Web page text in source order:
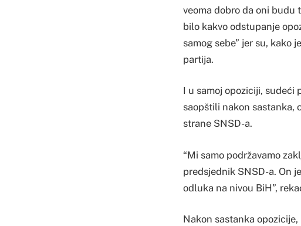
veoma dobro da oni budu
bilo kakvo odstupanje
samog sebe” jer su, kako
partija.
I u samoj opoziciji, sudeći
saopštili nakon sastanka,
strane SNSD-a.
“Mi samo podržavamo
predsjednik SNSD-a. On
odluka na nivou BiH”,
Nakon sastanka